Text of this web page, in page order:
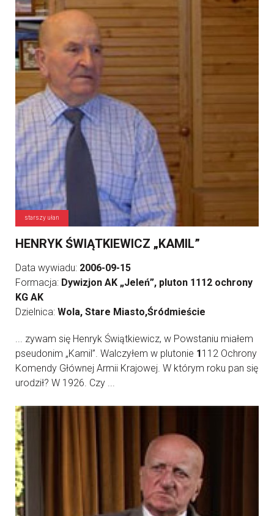
starszy ułan
HENRYK ŚWIĄTKIEWICZ „KAMIL”
Data wywiadu: 2006-09-15
Formacja: Dywizjon AK „Jeleń”, pluton 1112 ochrony
KG AK
Dzielnica: Wola, Stare Miasto,Śródmieście
... zywam się Henryk Świątkiewicz, w Powstaniu miałem
pseudonim „Kamil”. Walczyłem w plutonie 1112 Ochrony
Komendy Głównej Armii Krajowej. W którym roku pan się
urodził? W 1926. Czy ...